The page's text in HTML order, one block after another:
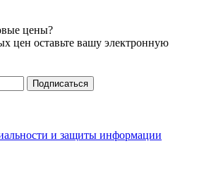
цены?
цен оставьте вашу электронную
и защиты информации